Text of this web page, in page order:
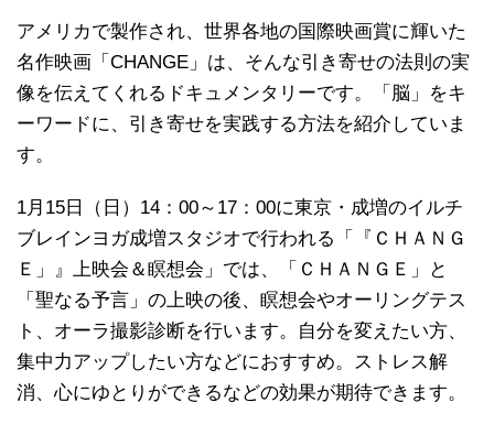
アメリカで製作され、世界各地の国際映画賞に輝いた
名作映画「CHANGE」は、そんな引き寄せの法則の実
像を伝えてくれるドキュメンタリーです。「脳」をキ
ーワードに、引き寄せを実践する方法を紹介していま
す。
1月15日（日）14：00～17：00に東京・成増のイルチ
ブレインヨガ成増スタジオで行われる「『ＣＨＡＮＧ
Ｅ」』上映会＆瞑想会」では、「ＣＨＡＮＧＥ」と
「聖なる予言」の上映の後、瞑想会やオーリングテス
ト、オーラ撮影診断を行います。自分を変えたい方、
集中力アップしたい方などにおすすめ。ストレス解
消、心にゆとりができるなどの効果が期待できます。